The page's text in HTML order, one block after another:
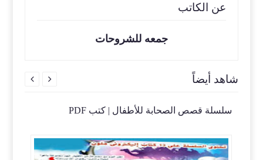
عن الكاتب
جمعه للشروحات
شاهد أيضاً
سلسلة قصص الصحابة للأطفال | كتب PDF
 